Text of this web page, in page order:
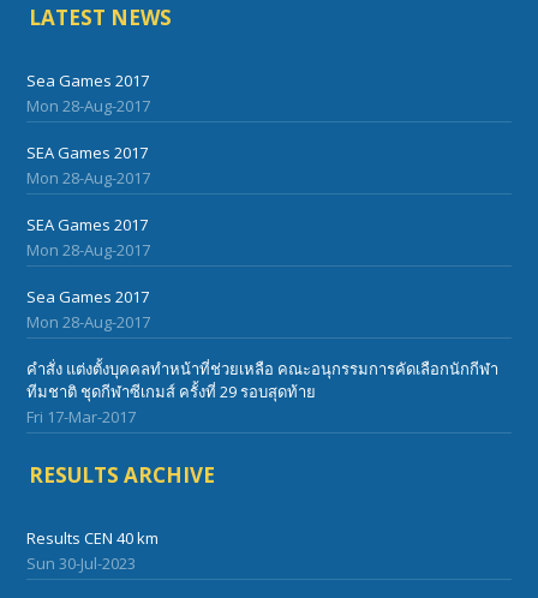
LATEST NEWS
Sea Games 2017
Mon 28-Aug-2017
SEA Games 2017
Mon 28-Aug-2017
SEA Games 2017
Mon 28-Aug-2017
Sea Games 2017
Mon 28-Aug-2017
คำสั่ง แต่งตั้งบุคคลทำหน้าที่ช่วยเหลือ คณะอนุกรรมการคัดเลือกนักกีฬา
ทีมชาติ ชุดกีฬาซีเกมส์ ครั้งที่ 29 รอบสุดท้าย
Fri 17-Mar-2017
RESULTS ARCHIVE
Results CEN 40 km
Sun 30-Jul-2023